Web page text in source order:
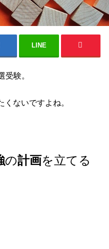
LINE
受験。
ないですよね。
の計画を立てる